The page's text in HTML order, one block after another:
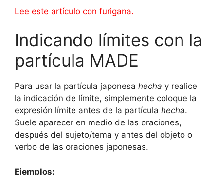
Lee este artículo con furigana.
Indicando límites con la
partícula MADE
Para usar la partícula japonesa hecha y realice
la indicación de límite, simplemente coloque la
expresión límite antes de la partícula hecha.
Suele aparecer en medio de las oraciones,
después del sujeto/tema y antes del objeto o
verbo de las oraciones japonesas.
Ejemplos: